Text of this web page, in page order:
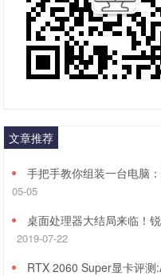
文章推荐
手把手教你组装一台电脑
05-05
桌面处理器大结局来临！
2019-07-22
RTX 2060 Super显卡评测